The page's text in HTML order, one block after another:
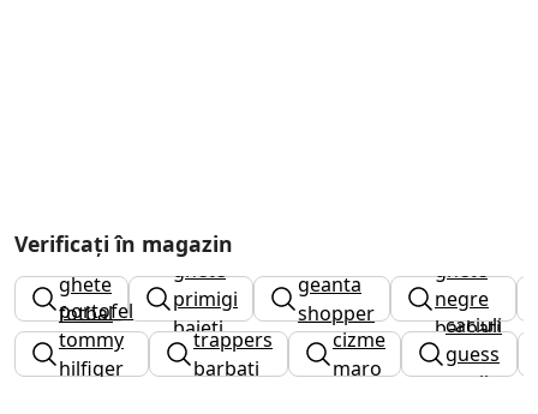
Verificați în magazin
ghete
fotbal
ghete
primigi
baieti
geanta
shopper
ghete
negre
barbati
portofel
tommy
hilfiger
trappers
barbati
cizme
maro
caciuli
guess
copii